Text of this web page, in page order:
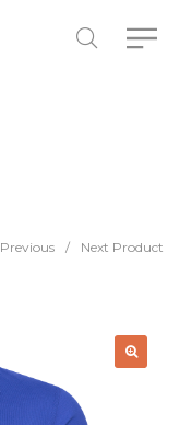
Previous / Next Product